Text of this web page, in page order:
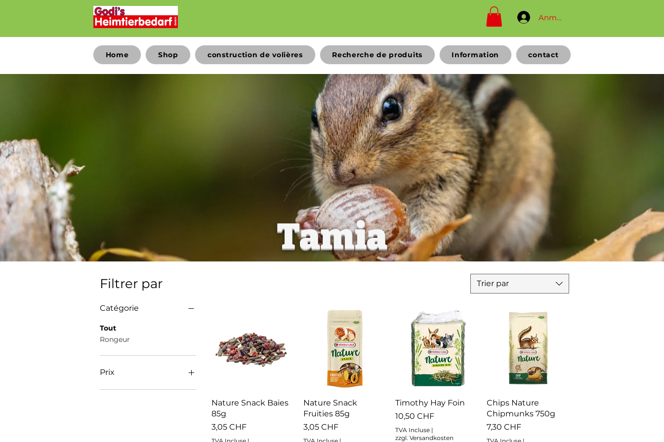
Anmelden
Home Shop construction de volières Recherche de produits Information contact
Tamia
Filtrer par
Catégorie
Tout
Rongeur
Prix
Trier par
Aperçu rapide
Nature Snack Baies
85g
Prix
3,05 CHF
Aperçu rapide
Nature Snack
Fruities 85g
Prix
3,05 CHF
Aperçu rapide
Timothy Hay Foin
Prix
10,50 CHF
TVA Incluse|
zzgl. Versandkosten
Aperçu rapide
Chips Nature
Chipmunks 750g
Prix
7,30 CHF